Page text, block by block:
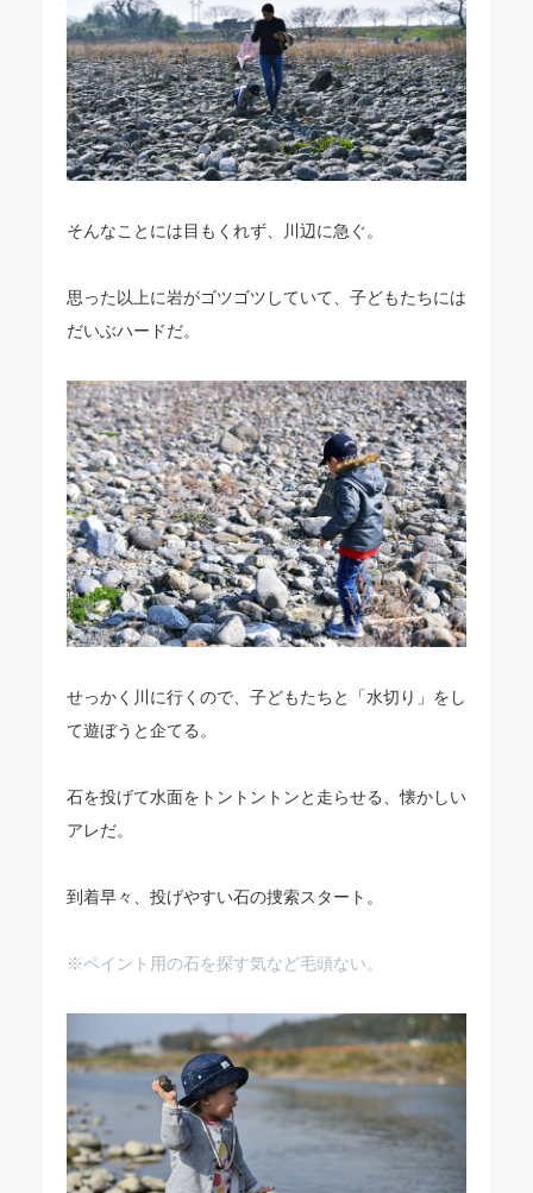
そんなことには目もくれず、川辺に急ぐ。
思った以上に岩がゴツゴツしていて、子どもたちには
だいぶハードだ。
せっかく川に行くので、子どもたちと「水切り」をし
て遊ぼうと企てる。
石を投げて水面をトントントンと走らせる、懐かしい
アレだ。
到着早々、投げやすい石の捜索スタート。
※ペイント用の石を探す気など毛頭ない。